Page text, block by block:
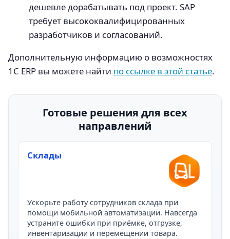
дешевле дорабатывать под проект. SAP
требует высококвалифицированных
разработчиков и согласований.
Дополнительную информацию о возможностях
1С ERP вы можете найти по ссылке в этой статье.
Готовые решения для всех
направлений
Склады
Ускорьте работу сотрудников склада при
помощи мобильной автоматизации. Навсегда
устраните ошибки при приёмке, отгрузке,
инвентаризации и перемещении товара.